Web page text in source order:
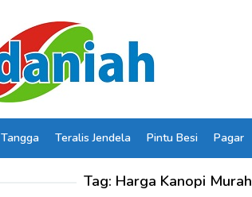
Tangga Teralis Jendela Pintu Besi Pagar
Tag: Harga Kanopi Murah